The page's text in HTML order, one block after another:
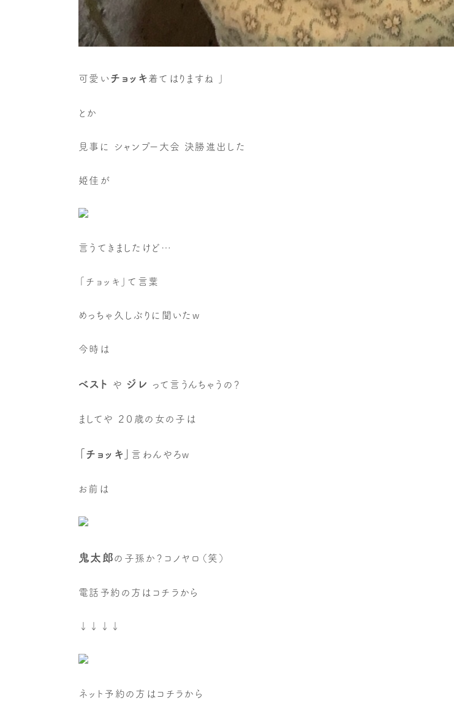
可愛い チョッキ着てはりますね 」
とか
見事に シャンプー大会 決勝進出した
姫佳が
言うてきましたけど…
「チョッキ」て言葉
めっちゃ久しぶりに聞いたw
今時は
ベスト や ジレ って言うんちゃうの？
ましてや ２０歳の女の子は
「チョッキ」 言わんやろw
お前は
鬼太郎の子孫か？コノヤロ（笑）
電話予約の方はコチラから
↓↓↓↓
ネット予約の方はコチラから